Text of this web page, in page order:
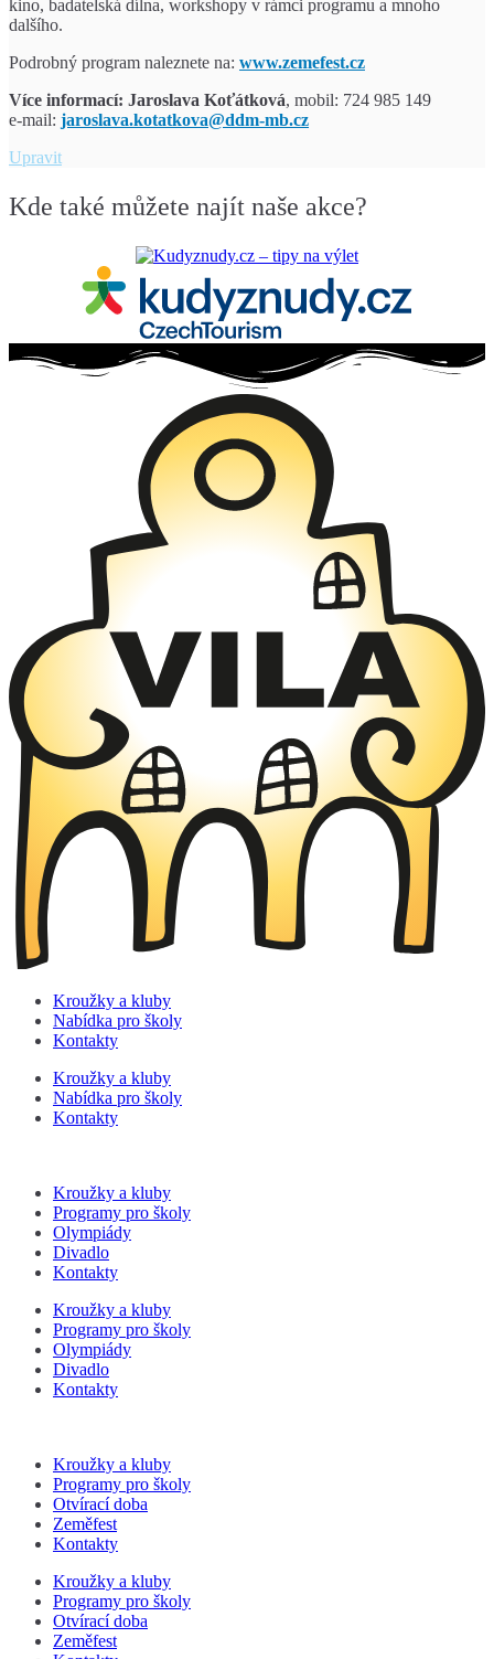
kino, badatelská dílna, workshopy v rámci programu a mnoho
dalšího.
Podrobný program naleznete na: www.zemefest.cz
Více informací: Jaroslava Koťátková, mobil: 724 985 149
e-mail: jaroslava.kotatkova@ddm-mb.cz
UpravitZeměfest
Zasaď
strom,
Kde také můžete najít naše akce?
Kroužky a kluby
Nabídka pro školy
Kontakty
Kroužky a kluby
Nabídka pro školy
Kontakty
Kroužky a kluby
Programy pro školy
Olympiády
Divadlo
Kontakty
Kroužky a kluby
Programy pro školy
Olympiády
Divadlo
Kontakty
Kroužky a kluby
Programy pro školy
Otvírací doba
Zeměfest
Kontakty
Kroužky a kluby
Programy pro školy
Otvírací doba
Zeměfest